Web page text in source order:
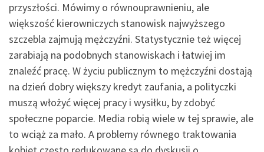
przyszłości. Mówimy o równouprawnieniu, ale
większość kierowniczych stanowisk najwyższego
szczebla zajmują mężczyźni. Statystycznie też więcej
zarabiają na podobnych stanowiskach i łatwiej im
znaleźć pracę. W życiu publicznym to mężczyźni dostają
na dzień dobry większy kredyt zaufania, a polityczki
muszą włożyć więcej pracy i wysiłku, by zdobyć
społeczne poparcie. Media robią wiele w tej sprawie, ale
to wciąż za mało. A problemy równego traktowania